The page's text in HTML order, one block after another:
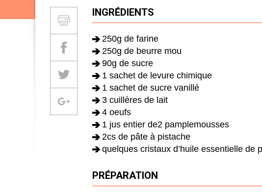
INGRÉDIENTS
250g de farine
250g de beurre mou
90g de sucre
1 sachet de levure chimique
1 sachet de sucre vanillé
3 cuillères de lait
4 oeufs
1 jus entier de2 pamplemousses
2cs de pâte à pistache
quelques cristaux d’huile essentielle de
PRÉPARATION
Partager et Imprimer
Imprimer
Partager sur Facebook
Partager sur Twitter
Partager sur Google +